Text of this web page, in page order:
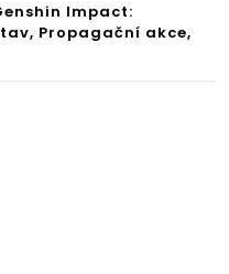
Impact:
Propagační akce,